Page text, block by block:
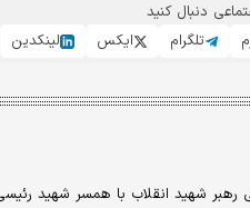
دنبال کنید
تلگرام ایکس لینکدین
رهبر شهید انقلاب با همسر شهید